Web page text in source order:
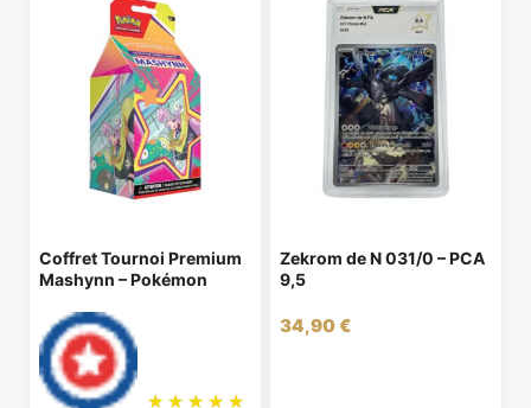
Coffret Tournoi Premium
Mashynn – Pokémon
Zekrom de N 031/0 – PCA
9,5
34,90€